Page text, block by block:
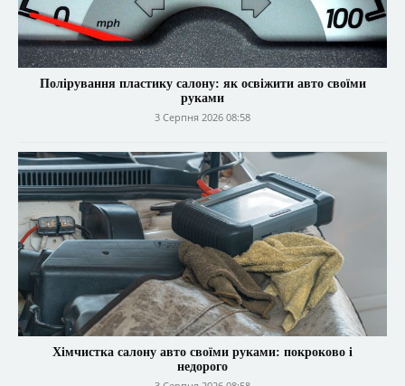
Полірування пластику салону: як освіжити авто своїми
руками
3 Серпня 2026 08:58
Хімчистка салону авто своїми руками: покроково і
недорого